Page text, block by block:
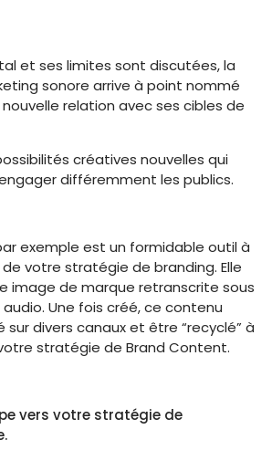
et ses limites sont discutées, la
sonore arrive à point nommé
relation avec ses cibles de
créatives nouvelles qui
différemment les publics.
exemple est un formidable outil à
votre stratégie de branding. Elle
image de marque retranscrite sous
Une fois créé, ce contenu
divers canaux et être “recyclé” à
stratégie de Brand Content.
vers votre stratégie de